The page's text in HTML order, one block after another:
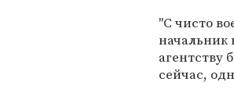
"С чисто
начальник
агентству
сейчас,